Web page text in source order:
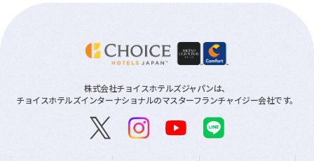
株式会社チョイスホテルズジャパンは、
チョイスホテルズインターナショナルのマスターフランチャイジー会社です。